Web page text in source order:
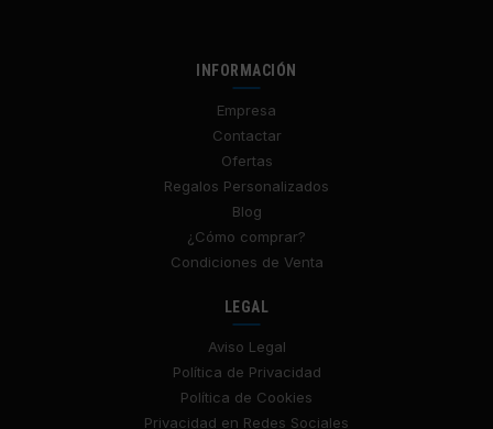
INFORMACIÓN
Empresa
Contactar
Ofertas
Regalos Personalizados
Blog
¿Cómo comprar?
Condiciones de Venta
LEGAL
Aviso Legal
Política de Privacidad
Política de Cookies
Privacidad en Redes Sociales